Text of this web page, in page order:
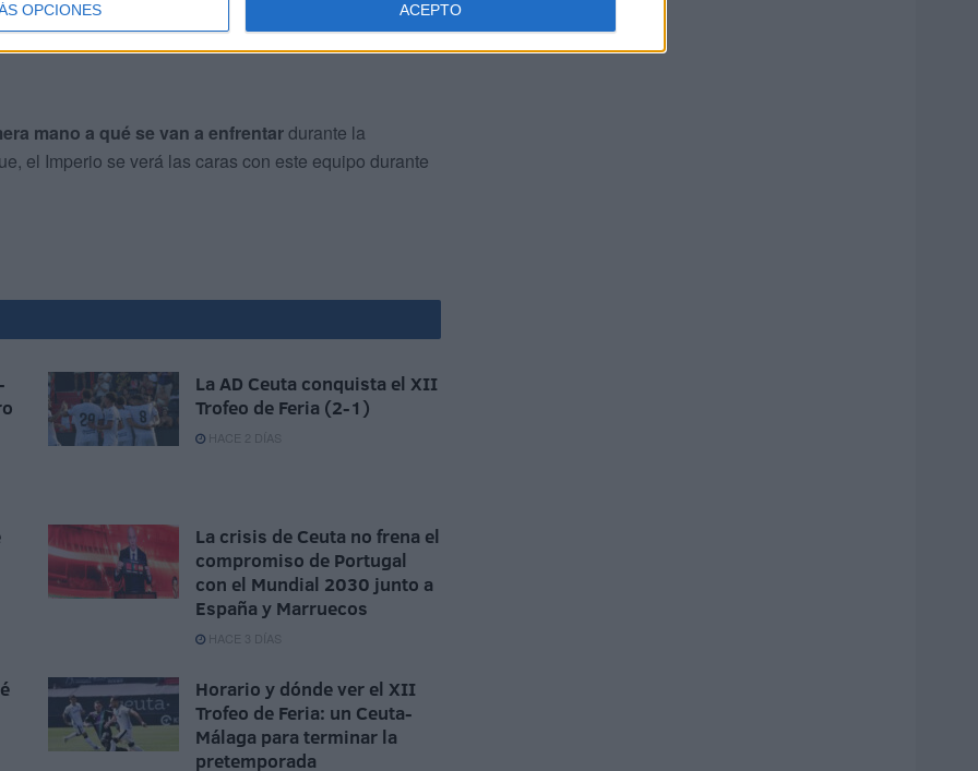
OPCIONES ACEPTO
mano a qué se van a enfrentardurante la
el Imperio se verá las caras con este equipo durante
La AD Ceuta conquista el XII
Trofeo de Feria (2-1)
HACE 2 DÍAS
La crisis de Ceuta no frena el
compromiso de Portugal
con el Mundial 2030 junto a
España y Marruecos
HACE 3 DÍAS
Horario y dónde ver el XII
Trofeo de Feria: un Ceuta-
Málaga para terminar la
pretemporada